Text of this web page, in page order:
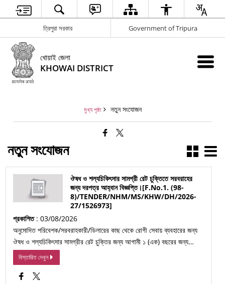
ত্রিপুরা সরকার Government of Tripura
খোয়াই জেলা
KHOWAI DISTRICT
মুখ্য পৃষ্ঠা নতুন সংযোজন
নতুন সংযোজন
ঔষধ ও শল্যচিকিৎসার সামগ্রী রেট চুক্তিতে সরবরাহের
জন্য দরপত্র আহ্বান বিজ্ঞপ্তি।[F.No.1. (98-
8)/TENDER/NHM/MS/KHW/DH/2026-
27/1526973]
প্রকাশিত: 03/08/2026
অনুমোদিত পরিবেশক/সরবরাহকারী/ডিলারের কাছ থেকে রোগী সেবায় ব্যবহারের জন্য
ঔষধ ও শল্যচিকিৎসার সামগ্রীর রেট চুক্তির জন্য আগামী ১ (এক) বছরের জন্য…
বিস্তারিত দেখুন